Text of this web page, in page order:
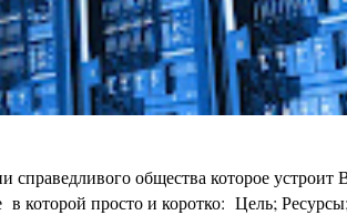
справедливого общества которое
которой просто и коротко: Цель;